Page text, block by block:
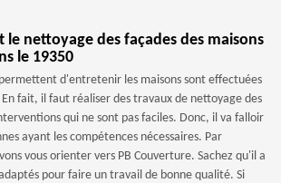
le nettoyage des façades des maisons
le 19350
d'entretenir les maisons sont effectuées
fait, il faut réaliser des travaux de nettoyage des
qui ne sont pas faciles. Donc, il va falloir
ayant les compétences nécessaires. Par
vous orienter vers PB Couverture. Sachez qu'il a
pour faire un travail de bonne qualité. Si